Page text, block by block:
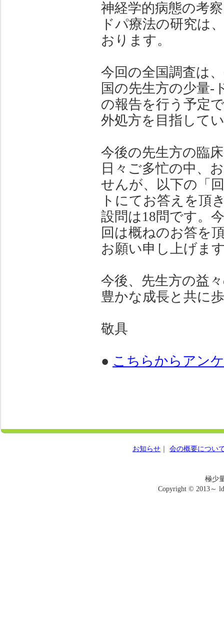
神経学的病態の考
ドパ療法の研究は
おります。
今回の全国調査は
国の先生方の少量-
の報告を行う予定
外処方を目指して
今後の先生方の臨
日々ご多忙の中、
せんが、以下の「
トにてお答えを頂
設問は18問です。
回は概ねのお答を
お願い申し上げま
今後、先生方の益
豊かな成長と共に
敬具
● こちらからアン
お知らせ 会の概要につい
極少
Copyright © 2013～